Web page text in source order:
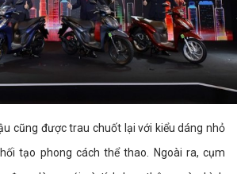
cũng được trau chuốt lại với kiểu dáng nhỏ
tạo phong cách thể thao. Ngoài ra, cụm